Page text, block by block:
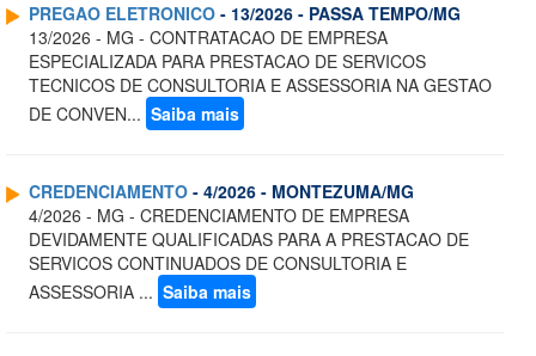
PREGAO ELETRONICO - 13/2026 - PASSA TEMPO/MG
13/2026 - MG - CONTRATACAO DE EMPRESA
ESPECIALIZADA PARA PRESTACAO DE SERVICOS
TECNICOS DE CONSULTORIA E ASSESSORIA NA GESTAO
DE CONVEN... Saiba mais
CREDENCIAMENTO - 4/2026 - MONTEZUMA/MG
4/2026 - MG - CREDENCIAMENTO DE EMPRESA
DEVIDAMENTE QUALIFICADAS PARA A PRESTACAO DE
SERVICOS CONTINUADOS DE CONSULTORIA E
ASSESSORIA ... Saiba mais